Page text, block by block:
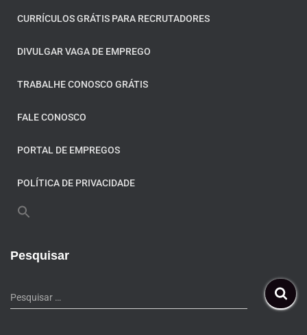
CURRÍCULOS GRÁTIS PARA RECRUTADORES
DIVULGAR VAGA DE EMPREGO
TRABALHE CONOSCO GRÁTIS
FALE CONOSCO
PORTAL DE EMPREGOS
POLÍTICA DE PRIVACIDADE
Pesquisar
Pesquisar …